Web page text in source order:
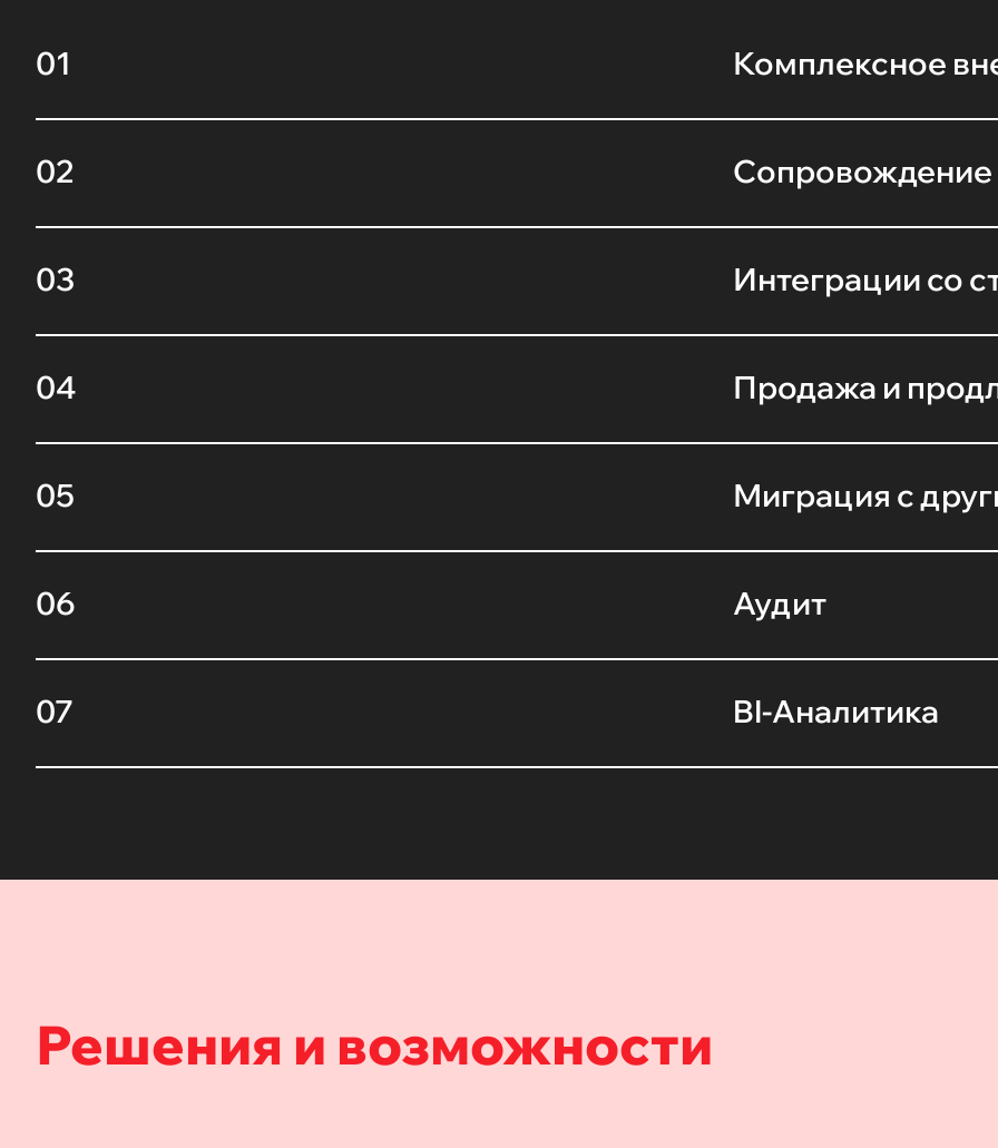
01 Комплексное
02 Сопровождение
03 Интеграции со
04 Продажа и
05 Миграция с
06 Аудит
07 BI-Аналитика
Решения и возможности